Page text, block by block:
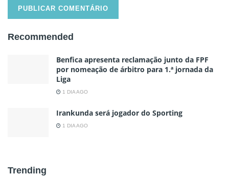
Recommended
Benfica apresenta reclamação junto da FPF
por nomeação de árbitro para 1.ª jornada da
Liga
1 DIA AGO
Irankunda será jogador do Sporting
1 DIA AGO
Trending